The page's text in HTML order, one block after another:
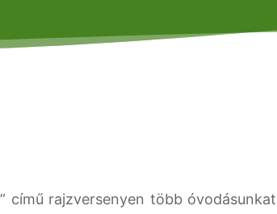
című rajzversenyen több óvodásunkat